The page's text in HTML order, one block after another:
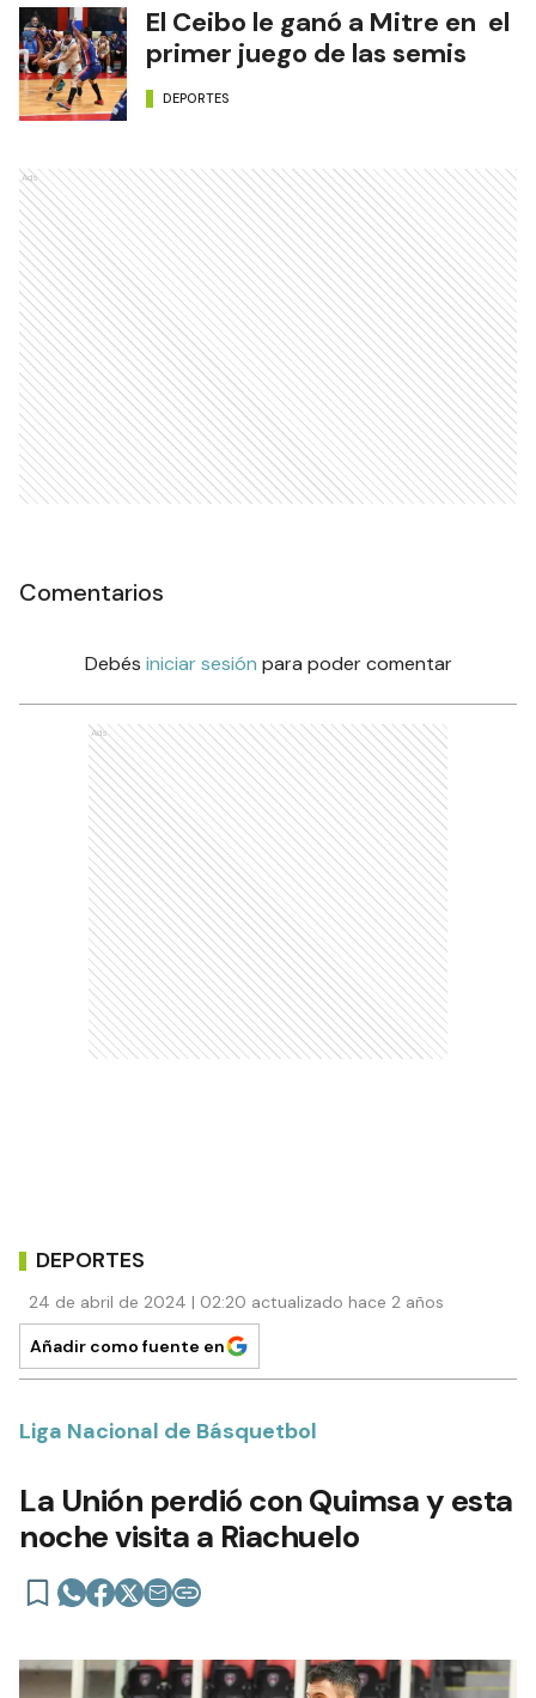
El Ceibo le ganó a Mitre en el
primer juego de las semis
DEPORTES
Ads
Comentarios
Debés iniciar sesión para poder comentar
Ads
DEPORTES
24 de abril de 2024 | 02:20 actualizado hace 2 años
Añadir como fuente en
Liga Nacional de Básquetbol
La Unión perdió con Quimsa y esta
noche visita a Riachuelo